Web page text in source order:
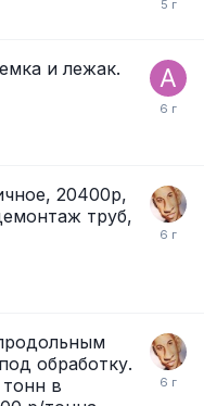
и лежак.
20400р,
труб,
обработку.
в